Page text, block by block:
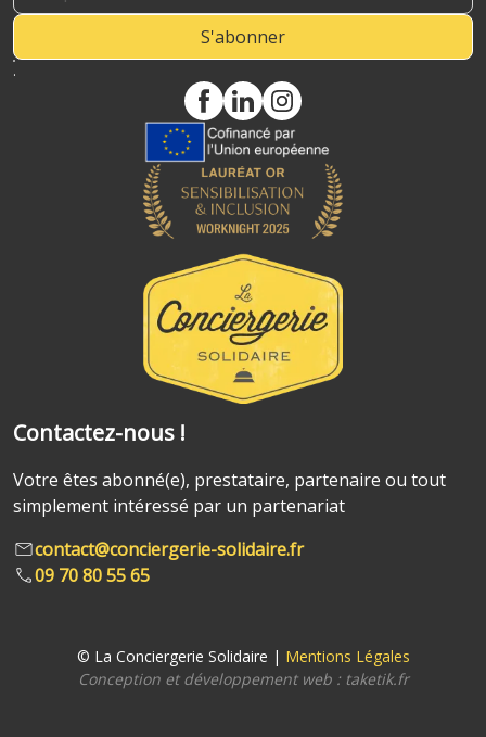
S'abonner
.
Contactez-nous !
Votre êtes abonné(e), prestataire, partenaire ou tout
simplement intéressé par un partenariat
contact@conciergerie-solidaire.fr
09 70 80 55 65
© La Conciergerie Solidaire | Mentions Légales
Conception et développement web : taketik.fr